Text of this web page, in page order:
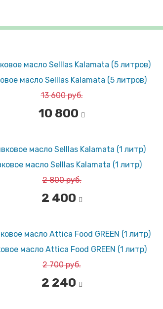
масло Selllas Kalamata (5 литров)
13 600 руб.
10 800
масло Selllas Kalamata (1 литр)
2 800 руб.
2 400
масло Attica Food GREEN (1 литр)
2 700 руб.
2 240